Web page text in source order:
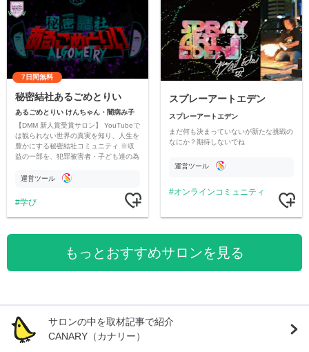
7日間無料
秘密結社あるごめとりい
あるごめとりい けんちゃん・闇病み子
【DMM 新人賞受賞サロン】 YouTubeで
は観られない世界の真実を知り、人生を
豊かにする秘密結社コミュニティ ※収
益の一部を、犯罪被害者・子ども達の為
す運営ツール
学び
スプレーアートエデン
スプレーアートエデン
まだ何も決まっていないが新たな挑戦の
なにか？期待しないでね
運営ツール
オンラインコミュニティ
もっとおすすめサロンを見る
サロンの中を取材記事で紹介
CANARY（カナリー）